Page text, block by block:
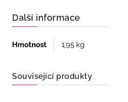
Další informace
Hmotnost 1,95 kg
Související produkty